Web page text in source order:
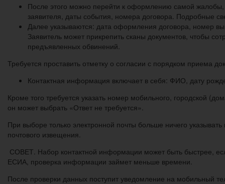
После этого можно перейти к оформлению самой
заявителя, даты события, номера договора. Подробные
Далее указываются: дата оформления договора, номер
Заявитель может прикрепить сканы документов, чтобы
предъявленных обвинений.
Требуется проставить отметку о согласии с порядком приема
Контактная информация включает в себя: ФИО, дату
Кроме того требуется указать номер мобильного, городской
он может выбрать «Ответ не требуется».
При выборе только электронной почты больше ничего
почтового извещения.
СОВЕТ. Набор контактной информации может быть быстрее,
ЕСИА, проверка информации займет меньше времени.
После проверки данных поступит уведомление на мобильный